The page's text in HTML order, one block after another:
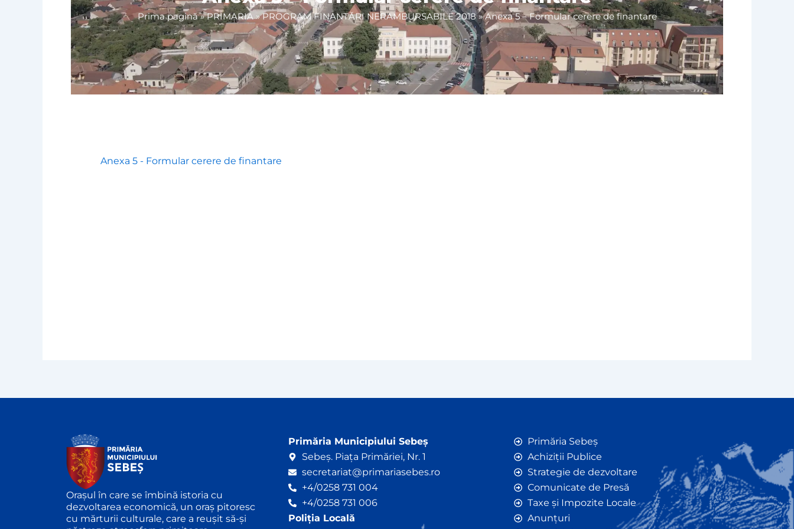
Prima pagină»PRIMARIA »PROGRAM FINANTĂRI NERAMBURSABILE 2018»Anexa 5 – Formular cerere de finantare
Anexa 5 - Formular cerere de finantare
Orașul în care se îmbină istoria cu
dezvoltarea economică, un oraș pitoresc
cu mărturii culturale, care a reușit să-și
Primăria Municipiului Sebeș
Sebeș. Piața Primăriei, Nr. 1
secretariat@primariasebes.ro
+4/0258 731 004
+4/0258 731 006
Poliția Locală
Primăria Sebeș
Achiziții Publice
Strategie de dezvoltare
Comunicate de Presă
Taxe și Impozite Locale
Anunțuri